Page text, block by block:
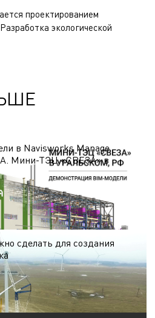
проектированием
Разработка экологической
в Navisworks Manage
Мини-ТЭЦ «СВЕЗА» в
с выработкой электрической и тепловой
комбината «СВЕЗА» в Уральском, РФ
сделать для создания
(выбора) потенциальных площадок для
станции (ВЭС)